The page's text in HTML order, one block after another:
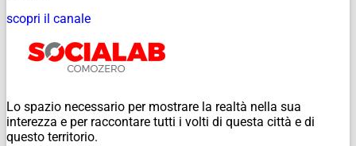
scopri il canale
Lo spazio necessario per mostrare la realtà nella sua
interezza e per raccontare tutti i volti di questa città e di
questo territorio.